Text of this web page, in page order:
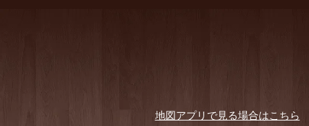
地図アプリで見る場合はこちら